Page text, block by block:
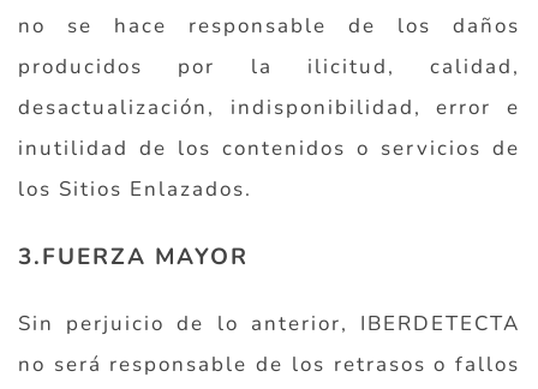
no se hace responsable de los daños
producidos por la ilicitud, calidad,
desactualización, indisponibilidad, error e
inutilidad de los contenidos o servicios de
los Sitios Enlazados.
3.FUERZA MAYOR
Sin perjuicio de lo anterior, IBERDETECTA
no será responsable de los retrasos o fallos